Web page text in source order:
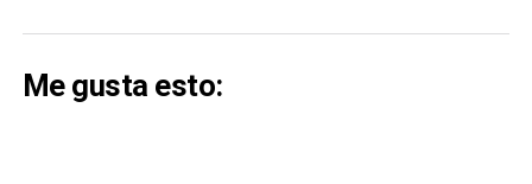
Me gusta esto: